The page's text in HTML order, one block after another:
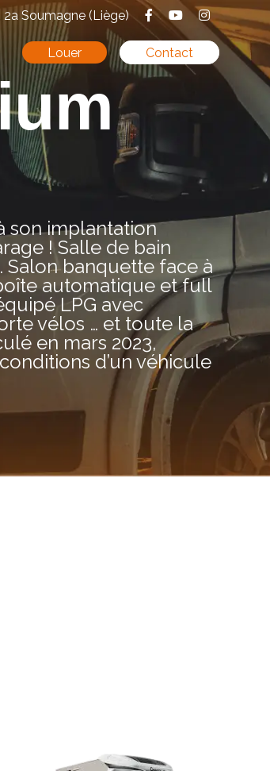
2a Soumagne (Liège)
Louer Contact
son implantation
! Salle de bain
Salon banquette face à
automatique et full
LPG avec
vélos … et toute la
en mars 2023,
d’un véhicule